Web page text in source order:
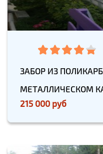
ЗАБОР ИЗ
МЕТАЛЛИЧЕСКОМ
215 000 руб